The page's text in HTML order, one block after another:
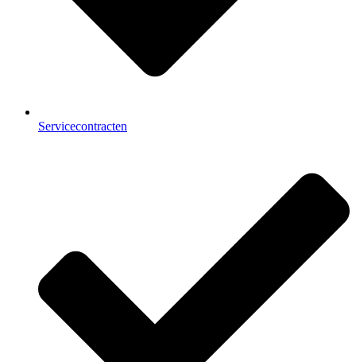
Servicecontracten